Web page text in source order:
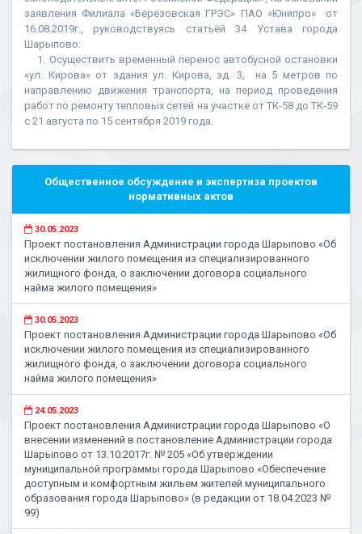
заявления Филиала «Березовская ГРЭС» ПАО «Юнипро» от
16.08.2019г., руководствуясь статьёй 34 Устава города
Шарыпово:
1. Осуществить временный перенос автобусной остановки
«ул. Кирова» от здания ул. Кирова, зд. 3, на 5 метров по
направлению движения транспорта, на период проведения
работ по ремонту тепловых сетей на участке от ТК-58 до ТК-59
с 21 августа по 15 сентября 2019 года.
Общественное обсуждение и экспертиза проектов
нормативных актов
30.05.2023
Проект постановления Администрации города Шарыпово «Об
исключении жилого помещения из специализированного
жилищного фонда, о заключении договора социального
найма жилого помещения»
30.05.2023
Проект постановления Администрации города Шарыпово «Об
исключении жилого помещения из специализированного
жилищного фонда, о заключении договора социального
найма жилого помещения»
24.05.2023
Проект постановления Администрации города Шарыпово «О
внесении изменений в постановление Администрации города
Шарыпово от 13.10.2017г. № 205 «Об утверждении
муниципальной программы города Шарыпово «Обеспечение
доступным и комфортным жильем жителей муниципального
образования города Шарыпово» (в редакции от 18.04.2023 №
99)